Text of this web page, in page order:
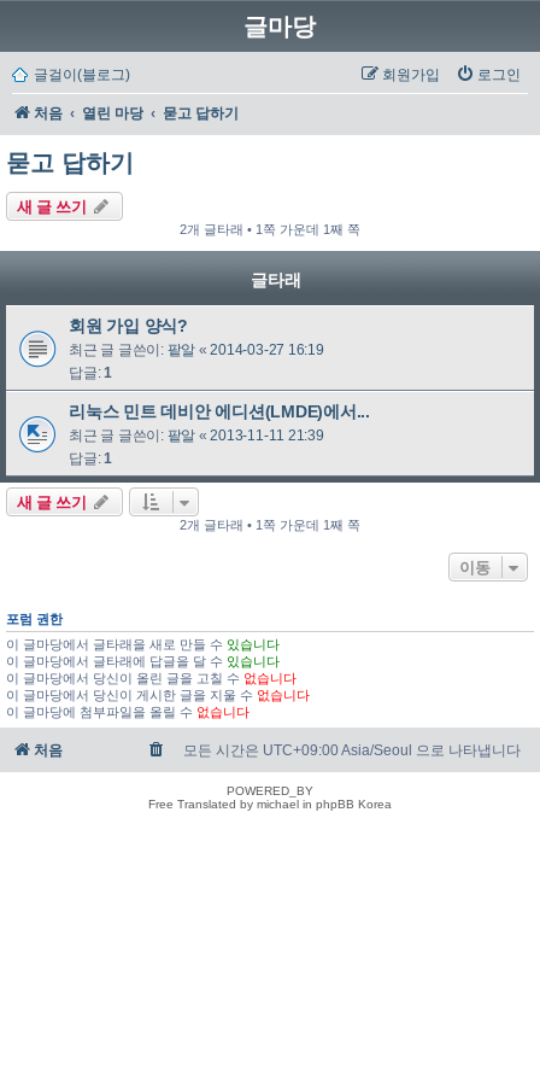
글마당
글걸이(블로그) 로그인
회원가입
처음 열린 마당 묻고 답하기
묻고 답하기
새 글 쓰기
2개 글타래 • 1쪽 가운데 1째 쪽
글타래
회원 가입 양식?
최근 글 글쓴이: 팥알 «2014-03-27 16:19
답글:1
리눅스 민트 데비안 에디션(LMDE)에서...
최근 글 글쓴이: 팥알 «2013-11-11 21:39
답글:1
새 글 쓰기
2개 글타래 • 1쪽 가운데 1째 쪽
이동
포럼 권한
이 글마당에서 글타래을 새로 만들 수 있습니다
이 글마당에서 글타래에 답글을 달 수 있습니다
이 글마당에서 당신이 올린 글을 고칠 수 없습니다
이 글마당에서 당신이 게시한 글을 지울 수 없습니다
이 글마당에 첨부파일을 올릴 수 없습니다
처음 모든 시간은 UTC+09:00 Asia/Seoul 으로 나타냅니다
POWERED_BY
Free Translated by michael in phpBB Korea